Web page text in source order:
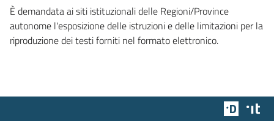
È demandata ai siti istituzionali delle Regioni/Province
autonome l'esposizione delle istruzioni e delle limitazioni per la
riproduzione dei testi forniti nel formato elettronico.
Team